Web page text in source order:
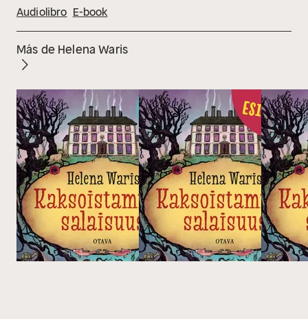
Audiolibro E-book
Más de Helena Waris